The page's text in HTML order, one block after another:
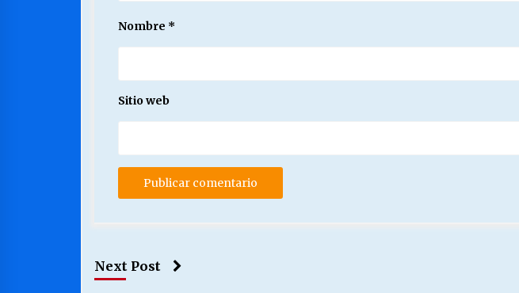
Nombre *
Sitio web
Next Post